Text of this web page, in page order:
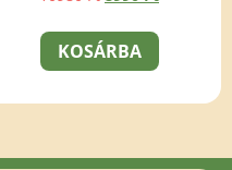
KOSÁRBA